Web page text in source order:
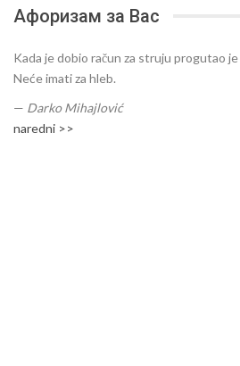
Афоризам за Вас
Kada je dobio račun za struju progutao
Neće imati za hleb.
— Darko Mihajlović
naredni >>